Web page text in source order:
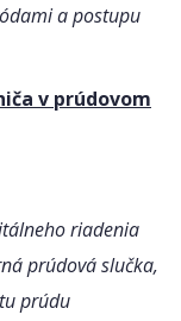
a postupu
v prúdovom
riadenia
prúdová slučka,
prúdu